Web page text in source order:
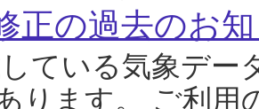
正の過去のお
ている気象デー
ります。 ご利用